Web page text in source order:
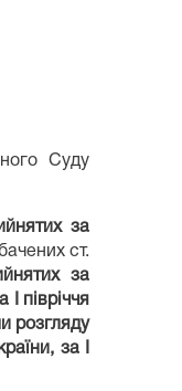
Суду
за
ст.
за
півріччя
розгляду
за І